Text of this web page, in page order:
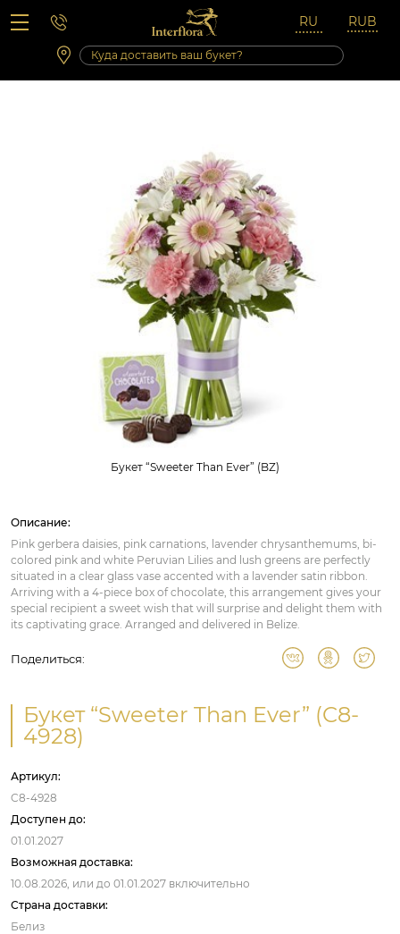
Вопросы-ответы
Сб 10:00 ‐ 14:00
Выходные и праздничные дни
Букет “Sweeter Than Ever” (BZ)
Описание:
Pink gerbera daisies, pink carnations, lavender chrysanthemums, bi-
colored pink and white Peruvian Lilies and lush greens are perfectly
situated in a clear glass vase accented with a lavender satin ribbon.
Arriving with a 4-piece box of chocolate, this arrangement gives your
special recipient a sweet wish that will surprise and delight them with
its captivating grace. Arranged and delivered in Belize.
Поделиться:
Букет “Sweeter Than Ever” (C8-
4928)
Артикул:
C8-4928
Доступен до:
01.01.2027
Возможная доставка:
10.08.2026, или до 01.01.2027 включительно
Страна доставки:
Белиз